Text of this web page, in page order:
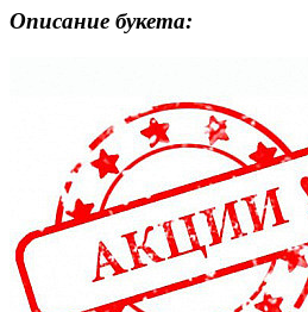
Описание букета: